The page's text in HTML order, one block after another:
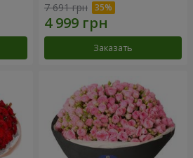
7 691 грн
Заказать